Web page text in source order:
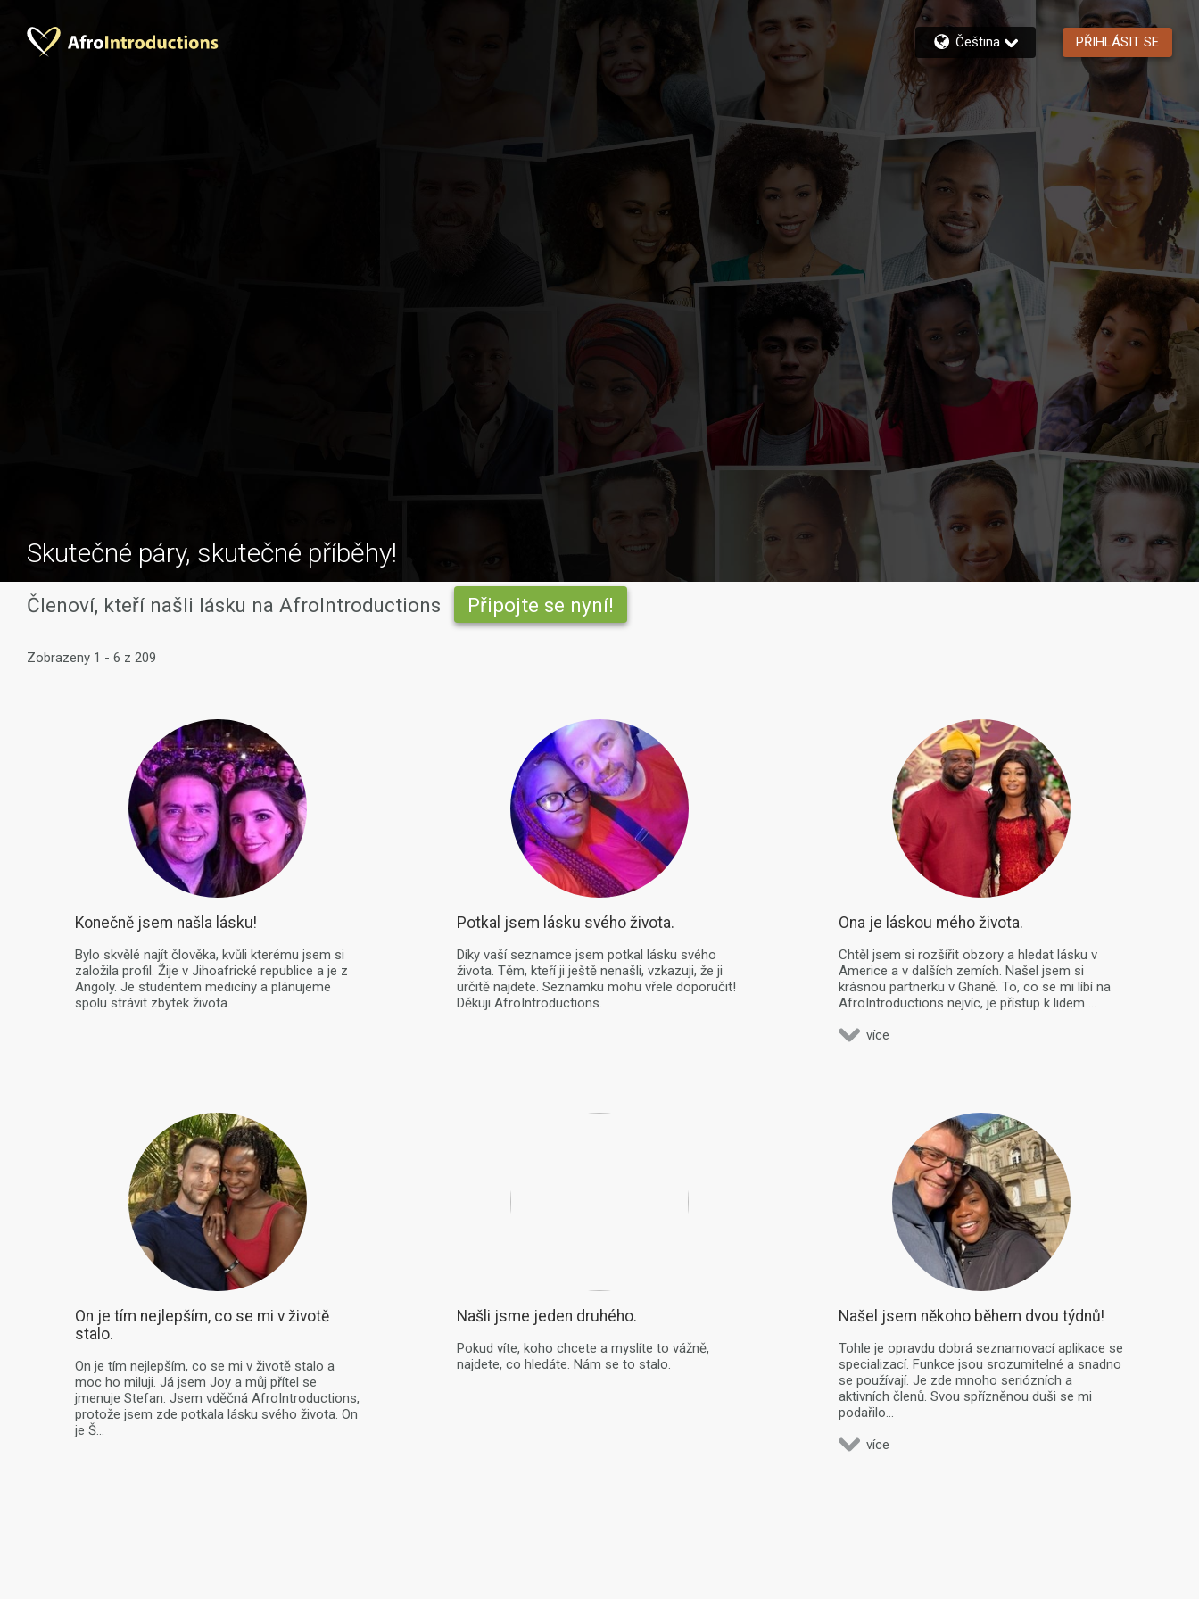
Čeština PŘIHLÁSIT SE
Skutečné páry, skutečné příběhy!
Členoví, kteří našli lásku na AfroIntroductions Připojte se nyní!
Zobrazeny 1 - 6 z 209
Konečně jsem našla lásku!
Bylo skvělé najít člověka, kvůli kterému jsem si
založila profil. Žije v Jihoafrické republice a je z
Angoly. Je studentem medicíny a plánujeme
spolu strávit zbytek života.
Potkal jsem lásku svého života.
Díky vaší seznamce jsem potkal lásku svého
života. Těm, kteří ji ještě nenašli, vzkazuji, že ji
určitě najdete. Seznamku mohu vřele doporučit!
Děkuji AfroIntroductions.
Ona je láskou mého života.
Chtěl jsem si rozšířit obzory a hledat lásku v
Americe a v dalších zemích. Našel jsem si
krásnou partnerku v Ghaně. To, co se mi líbí na
AfroIntroductions nejvíc, je přístup k lidem ...
více
On je tím nejlepším, co se mi v životě
stalo.
On je tím nejlepším, co se mi v životě stalo a
moc ho miluji. Já jsem Joy a můj přítel se
jmenuje Stefan. Jsem vděčná AfroIntroductions,
protože jsem zde potkala lásku svého života. On
je Š...
Našli jsme jeden druhého.
Pokud víte, koho chcete a myslíte to vážně,
najdete, co hledáte. Nám se to stalo.
Našel jsem někoho během dvou týdnů!
Tohle je opravdu dobrá seznamovací aplikace se
specializací. Funkce jsou srozumitelné a snadno
se používají. Je zde mnoho seriózních a
aktivních členů. Svou spřízněnou duši se mi
podařilo...
více